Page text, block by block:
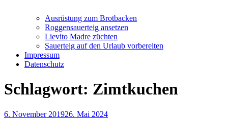
Ausrüstung zum Brotbacken
Roggensauerteig ansetzen
Lievito Madre züchten
Sauerteig auf den Urlaub vorbereiten
Impressum
Datenschutz
Schlagwort: Zimtkuchen
Veröffentlicht
6. November 201926. Mai 2024